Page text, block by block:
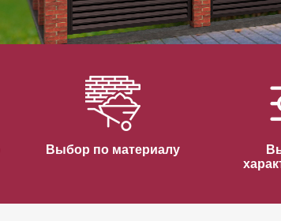
Заборы под ключ
Готовые заборы
Быстровозводимые заборы
Выбор по материалу